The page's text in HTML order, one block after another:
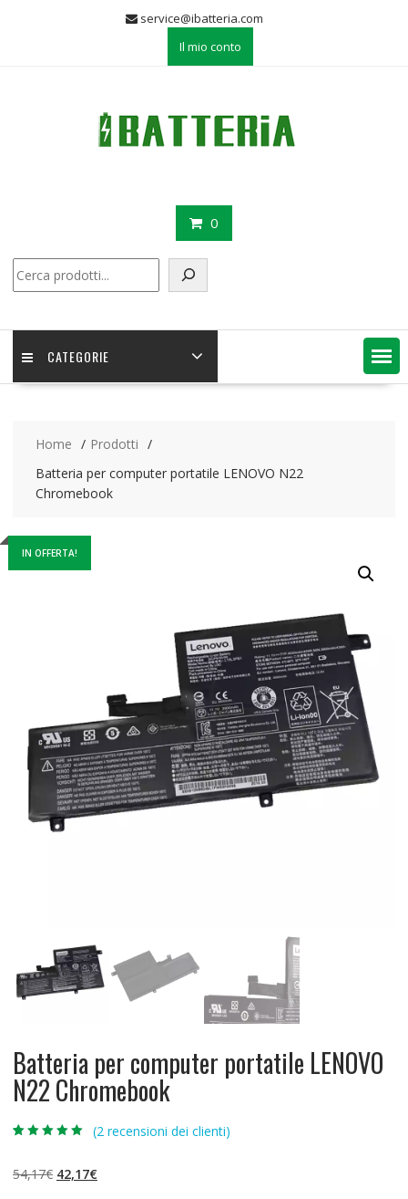
service@ibatteria.com
Il mio conto
0
CATEGORIE
Home
Prodotti
Batteria per computer portatile LENOVO N22
Chromebook
IN OFFERTA!
Batteria per computer portatile LENOVO
N22 Chromebook
base di
recensioni
(2 recensioni dei clienti)
54,17€ Il
42,17€Il